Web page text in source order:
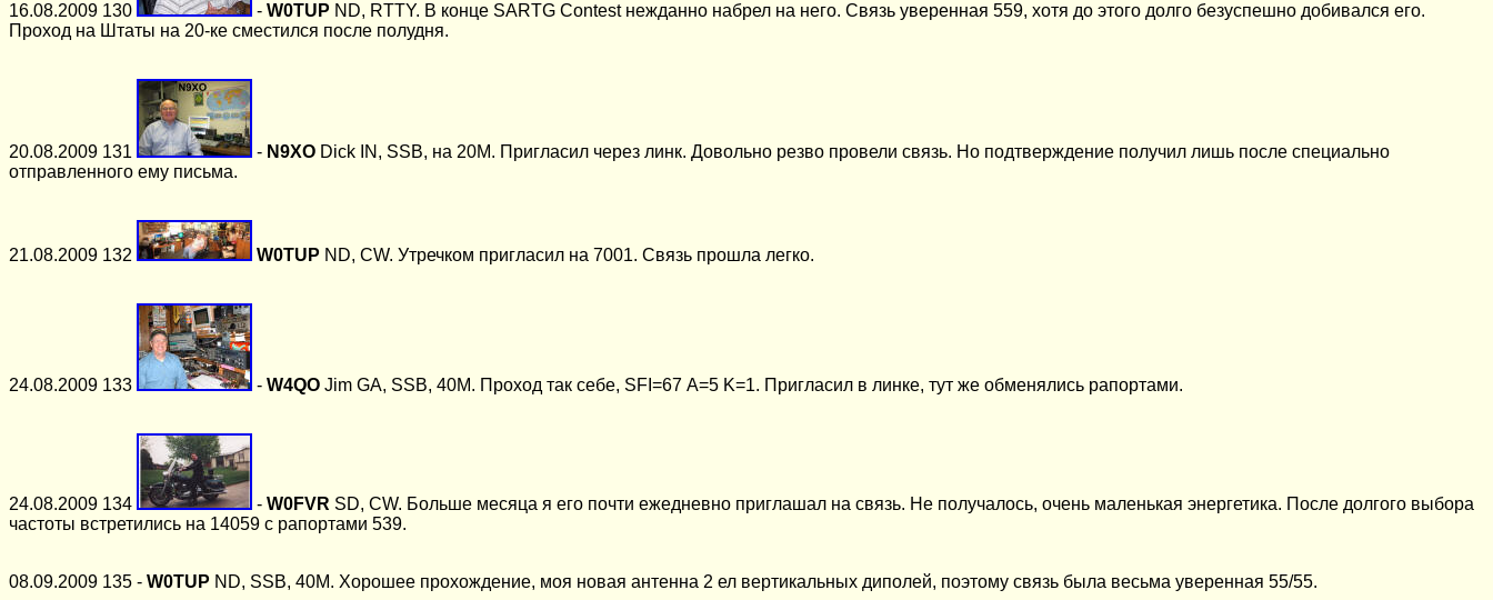
16.08.2009 130 - W0TUP ND, RTTY. В конце SARTG Contest нежданно набрел на него. Связь уверенная 559, хотя до этого долго безуспешно добивался его.
Проход на Штаты на 20-ке сместился после полудня.
20.08.2009 131 - N9XO Dick IN, SSB, на 20М. Пригласил через линк. Довольно резво провели связь. Но подтверждение получил лишь после специально
отправленного ему письма.
21.08.2009 132 W0TUP ND, CW. Утречком пригласил на 7001. Связь прошла легко.
24.08.2009 133 - W4QO Jim GA, SSB, 40М. Проход так себе, SFI=67 A=5 K=1. Пригласил в линке, тут же обменялись рапортами.
24.08.2009 134 - W0FVR SD, CW. Больше месяца я его почти ежедневно приглашал на связь. Не получалось, очень маленькая энергетика. После долгого выбора
частоты встретились на 14059 с рапортами 539.
08.09.2009 135 - W0TUP ND, SSB, 40М. Хорошее прохождение, моя новая антенна 2 ел вертикальных диполей, поэтому связь была весьма уверенная 55/55.